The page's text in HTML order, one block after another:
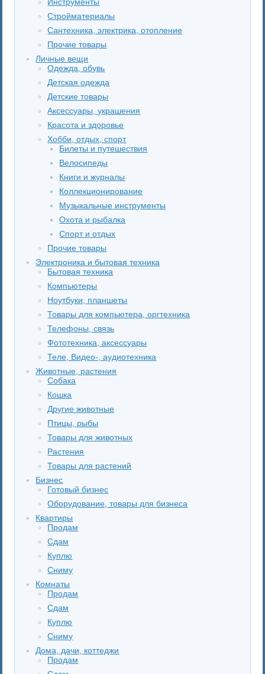
Стройматериалы
Сантехника, электрика, отопление
Прочие товары
Личные вещи
Одежда, обувь
Детская одежда
Детские товары
Аксессуары, украшения
Красота и здоровье
Хобби, отдых, спорт
Билеты и путешествия
Велосипеды
Книги и журналы
Коллекционирование
Музыкальные инструменты
Охота и рыбалка
Спорт и отдых
Прочие товары
Электроника и бытовая техника
Бытовая техника
Компьютеры
Ноутбуки, планшеты
Товары для компьютера, оргтехника
Телефоны, связь
Фототехника, аксессуары
Теле, Видео-, аудиотехника
Животные, растения
Собака
Кошка
Другие животные
Птицы, рыбы
Товары для животных
Растения
Товары для растений
Бизнес
Готовый бизнес
Оборудование, товары для бизнеса
Квартиры
Продам
Сдам
Куплю
Сниму
Комнаты
Продам
Сдам
Куплю
Сниму
Дома, дачи, коттеджи
Продам